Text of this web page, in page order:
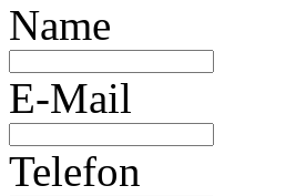
Name
E-Mail
Telefon